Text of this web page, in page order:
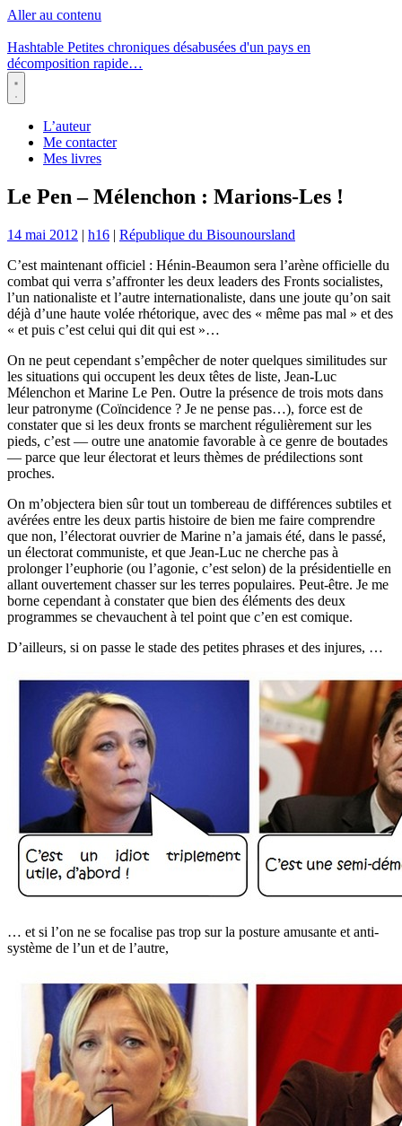
Aller au contenu
Hashtable Petites chroniques désabusées d'un pays en
décomposition rapide…
Menu
L’auteur
Me contacter
Mes livres
Le Pen – Mélenchon : Marions-Les !
14 mai 2012 | h16 | République du Bisounoursland
C’est maintenant officiel : Hénin-Beaumon sera l’arène officielle du
combat qui verra s’affronter les deux leaders des Fronts socialistes,
l’un nationaliste et l’autre internationaliste, dans une joute qu’on sait
déjà d’une haute volée rhétorique, avec des « même pas mal » et des
« et puis c’est celui qui dit qui est »…
On ne peut cependant s’empêcher de noter quelques similitudes sur
les situations qui occupent les deux têtes de liste, Jean-Luc
Mélenchon et Marine Le Pen. Outre la présence de trois mots dans
leur patronyme (Coïncidence ? Je ne pense pas…), force est de
constater que si les deux fronts se marchent régulièrement sur les
pieds, c’est — outre une anatomie favorable à ce genre de boutades
— parce que leur électorat et leurs thèmes de prédilections sont
proches.
On m’objectera bien sûr tout un tombereau de différences subtiles et
avérées entre les deux partis histoire de bien me faire comprendre
que non, l’électorat ouvrier de Marine n’a jamais été, dans le passé,
un électorat communiste, et que Jean-Luc ne cherche pas à
prolonger l’euphorie (ou l’agonie, c’est selon) de la présidentielle en
allant ouvertement chasser sur les terres populaires. Peut-être. Je me
borne cependant à constater que bien des éléments des deux
programmes se chevauchent à tel point que c’en est comique.
D’ailleurs, si on passe le stade des petites phrases et des injures, …
… et si l’on ne se focalise pas trop sur la posture amusante et anti-
système de l’un et de l’autre,